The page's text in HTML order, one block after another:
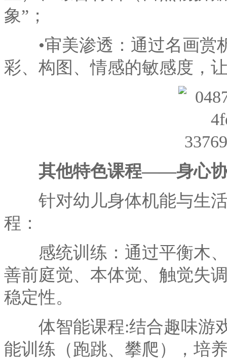
象”；
•审美渗透：通过名画赏
彩、构图、情感的敏感度，
其他特色课程——身心
针对幼儿身体机能与生活
程：
感统训练：通过平衡木、
善前庭觉、本体觉、触觉失
稳定性。
体智能课程:结合趣味游戏
能训练（跑跳、攀爬），培